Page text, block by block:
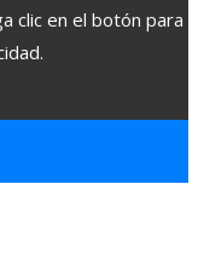
clic en el botón para